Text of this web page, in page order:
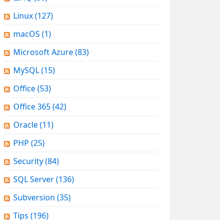
Linux(127)
macOS (1)
Microsoft Azure(83)
MySQL(15)
Office(53)
Office 365(42)
Oracle(11)
PHP (25)
Security(84)
SQL Server(136)
Subversion (35)
Tips (196)